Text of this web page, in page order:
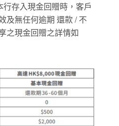
存入現金回贈時，客戶
及無任何逾期 還款 / 不
之現金回贈之詳情如